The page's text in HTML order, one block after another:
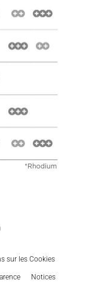
sur les Cookies
Notices